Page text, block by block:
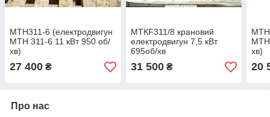
MTH311-6 (електродвигун
MTH 311-6 11 кВт 950 об/
хв)
27 400 ₴
МТКF311/8 крановий
електродвигун 7,5 кВт
695об/хв
31 500₴
хв)
20
Про нас